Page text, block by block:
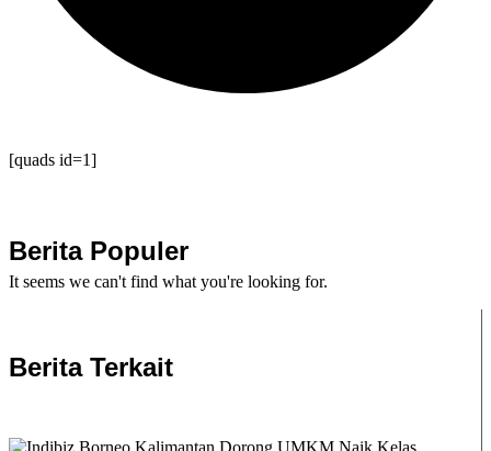
[quads id=1]
Berita Populer
It seems we can't find what you're looking for.
Berita Terkait